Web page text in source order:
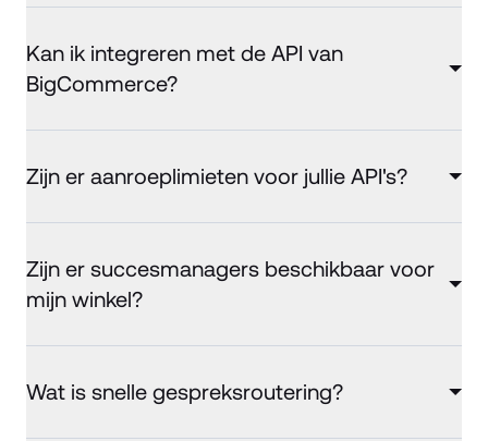
Kan ik integreren met de API van
BigCommerce?
Zijn er aanroeplimieten voor jullie API's?
Zijn er succesmanagers beschikbaar voor
mijn winkel?
Wat is snelle gespreksroutering?